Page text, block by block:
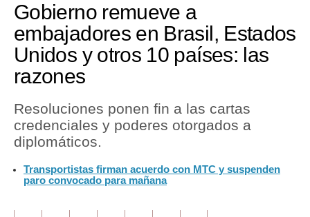
Economía
Mercados
Perú
Política
Tu Dinero
Inmobiliarias
Gobierno remueve a
embajadores en Brasil, Estados
Unidos y otros 10 países: las
razones
Resoluciones ponen fin a las cartas
credenciales y poderes otorgados a
diplomáticos.
Transportistas firman acuerdo con MTC y suspenden
paro convocado para mañana